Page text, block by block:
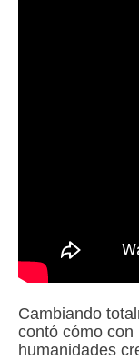
Cambiando
contó cómo con
humanidades